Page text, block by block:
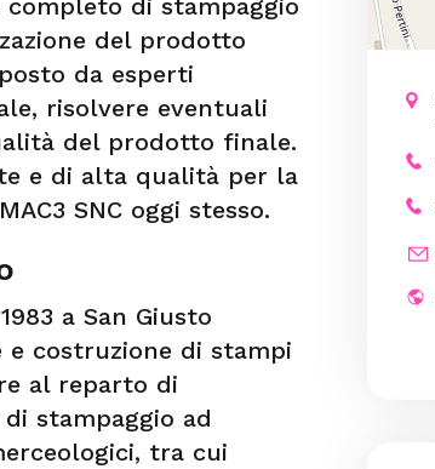
del prodotto
da esperti
risolvere eventuali
del prodotto finale.
e di alta qualità per la
SNC oggi stesso.
a San Giusto
e costruzione di stampi
al reparto di
stampaggio ad
tra cui